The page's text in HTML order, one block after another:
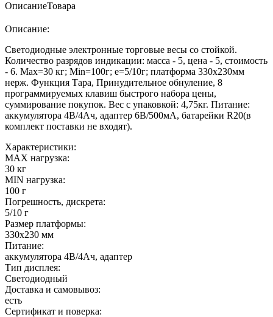
ОписаниеТовара
Описание:
Светодиодные электронные торговые весы со стойкой.
Количество разрядов индикации: масса - 5, цена - 5, стоимость
- 6. Max=30 кг; Min=100г; e=5/10г; платформа 330x230мм
нерж. Функция Тара, Принудительное обнуление, 8
программируемых клавиш быстрого набора цены,
суммирование покупок. Вес с упаковкой: 4,75кг. Питание:
аккумулятора 4В/4Ач, адаптер 6В/500мА, батарейки R20(в
комплект поставки не входят).
Характеристики:
MAX нагрузка:
30 кг
MIN нагрузка:
100 г
Погрешность, дискрета:
5/10 г
Размер платформы:
330x230 мм
Питание:
аккумулятора 4В/4Ач, адаптер
Тип дисплея:
Светодиодный
Доставка и самовывоз:
есть
Сертификат и поверка: